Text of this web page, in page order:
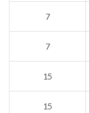
7
7
15
15